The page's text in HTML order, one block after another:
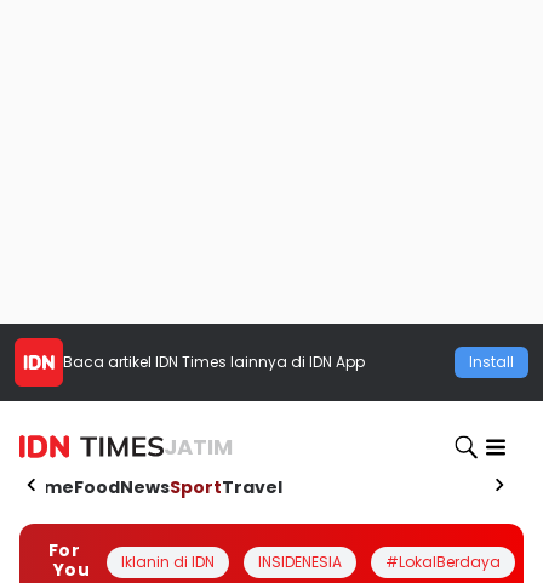
Baca artikel IDN Times lainnya di IDN App Install
JATIM
HomeFoodNewsSportTravel
For
You
Iklanin di IDN INSIDENESIA #LokalBerdaya